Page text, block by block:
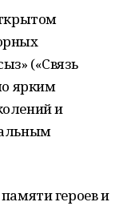
(«Связь
ярким
и
героев и